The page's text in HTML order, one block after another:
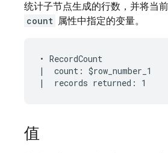
统计子节点生成的行数，并将当
count 属性中指定的变量。
• RecordCount
|  count: $row_number_1
值